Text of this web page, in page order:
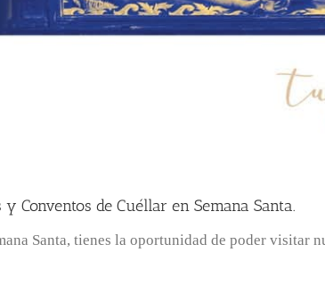
Conventos de Cuéllar en Semana Santa.
Santa, tienes la oportunidad de poder visitar